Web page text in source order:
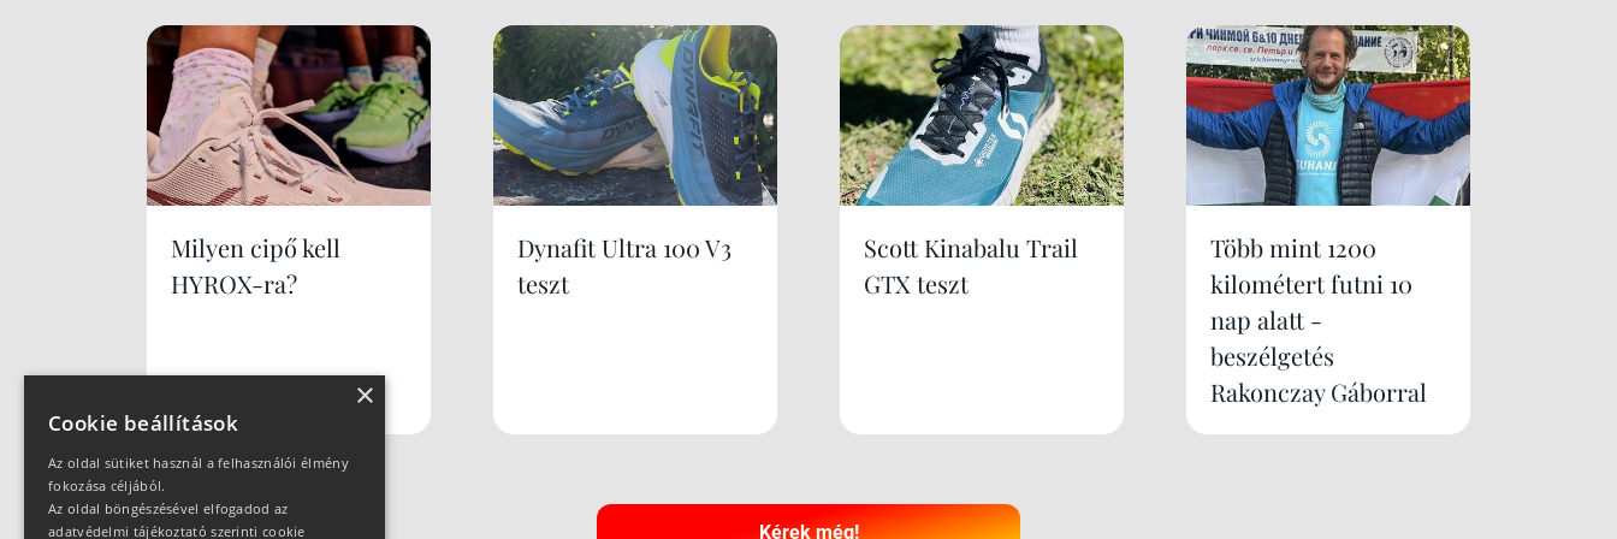
Milyen cipő kell
HYROX-ra?
Dynafit Ultra 100 V3
teszt
Scott Kinabalu Trail
GTX teszt
Több mint 1200
kilométert futni 10
nap alatt -
beszélgetés
Rakonczay Gáborral
Kérek még!
×
Cookie beállítások
Az oldal sütiket használ a felhasználói élmény
fokozása céljából.
Az oldal böngészésével elfogadod az
adatvédelmi tájékoztató szerinti cookie